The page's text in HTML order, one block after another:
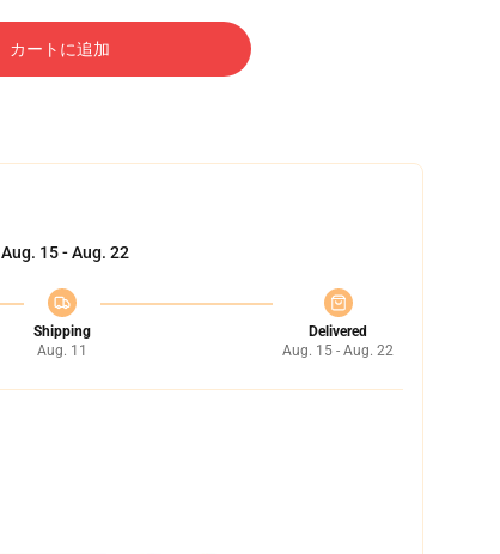
カートに追加
Aug. 15 - Aug. 22
Shipping
Aug. 11
Delivered
Aug. 15 - Aug. 22